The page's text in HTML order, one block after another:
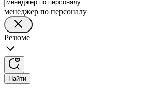
менеджер по персоналу
Резюме
Найти